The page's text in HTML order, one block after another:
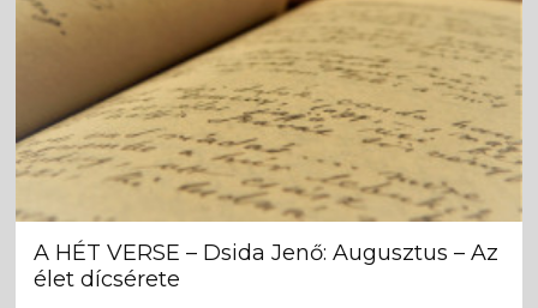
A HÉT VERSE – Dsida Jenő: Augusztus – Az
élet dícsérete